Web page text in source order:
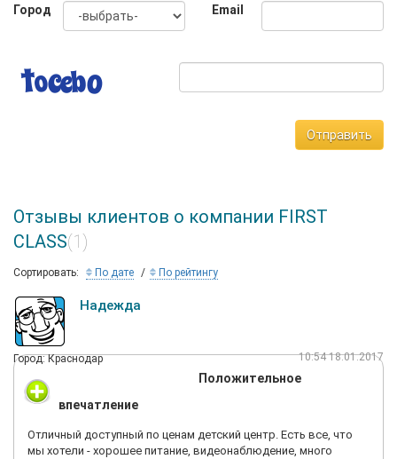
Город Email
Отправить
Отзывы клиентов о компании FIRST
CLASS(1)
Сортировать: По дате По рейтингу
Надежда
Город: Краснодар 10:54 18.01.2017
Положительное
впечатление
Отличный доступный по ценам детский центр. Есть все, что
мы хотели - хорошее питание, видеонаблюдение, много